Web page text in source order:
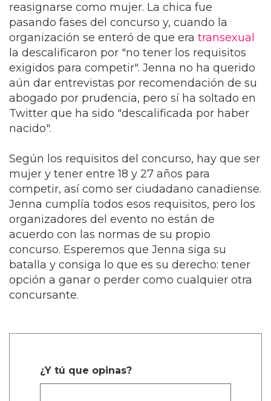
reasignarse como mujer. La chica fue
pasando fases del concurso y, cuando la
organización se enteró de que era transexual
la descalificaron por "no tener los requisitos
exigidos para competir". Jenna no ha querido
aún dar entrevistas por recomendación de su
abogado por prudencia, pero sí ha soltado en
Twitter que ha sido "descalificada por haber
nacido".
Según los requisitos del concurso, hay que ser
mujer y tener entre 18 y 27 años para
competir, así como ser ciudadano canadiense.
Jenna cumplía todos esos requisitos, pero los
organizadores del evento no están de
acuerdo con las normas de su propio
concurso. Esperemos que Jenna siga su
batalla y consiga lo que es su derecho: tener
opción a ganar o perder como cualquier otra
concursante.
¿Y tú que opinas?